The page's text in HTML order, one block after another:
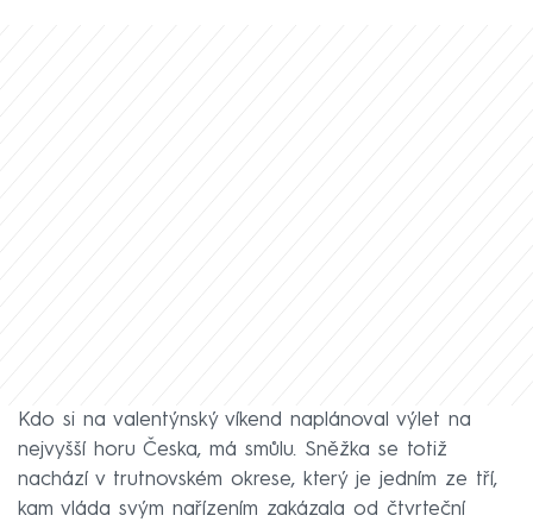
Kdo si na valentýnský víkend naplánoval výlet na
nejvyšší horu Česka, má smůlu. Sněžka se totiž
nachází v trutnovském okrese, který je jedním ze tří,
kam vláda svým nařízením zakázala od čtvrteční